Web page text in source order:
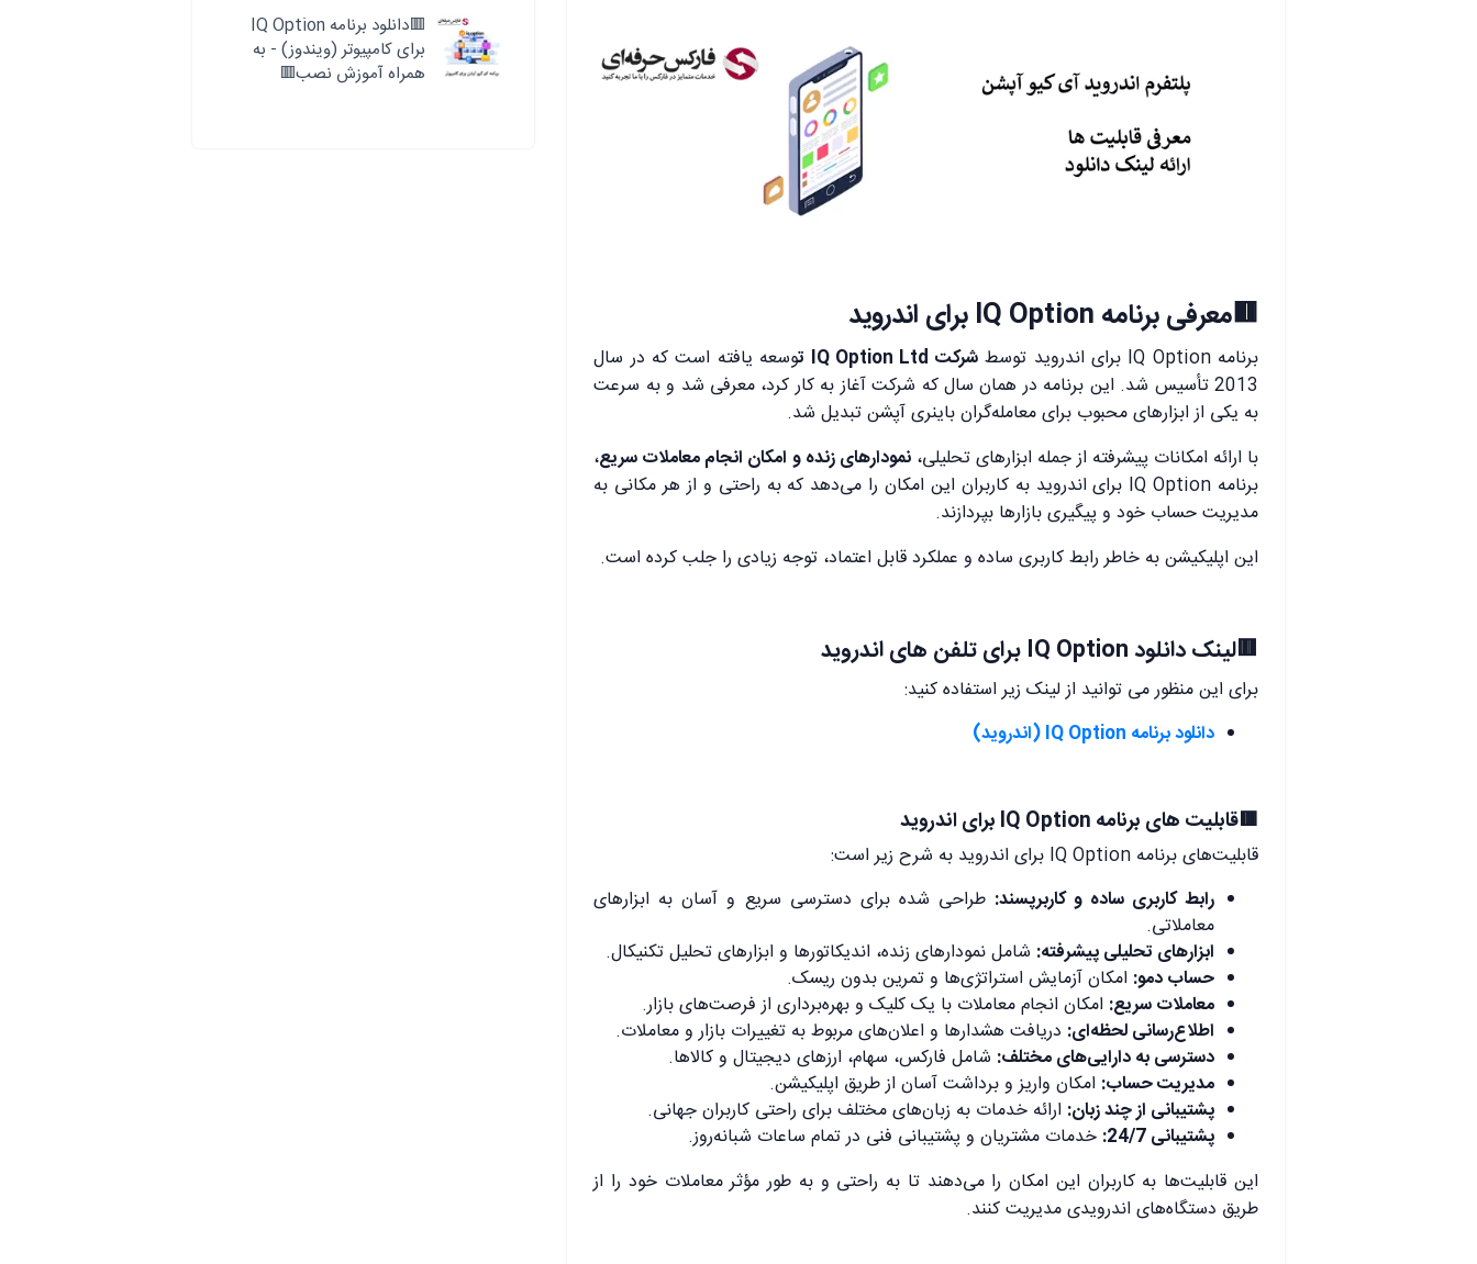
🟥معرفی برنامه IQ Option برای اندروید
برنامه IQ Option برای اندروید توسط شرکت IQ Option Ltd ت
وسعه یافته است که در سال
2013 تأسیس شد. این برنامه در همان سال که شرکت آغاز به کار کرد، معرفی شد و به سرعت
به یکی از ابزارهای محبوب برای معامله‌گران باینری آپشن تبدیل شد.
با ارائه امکانات پیشرفته از جمله ابزارهای تحلیلی،نمودارهای زنده و امکان انجام معاملات سریع،
برنامه IQ Option برای اندروید به کاربران این امکان را می‌دهد که به راحتی و از هر مکانی به
مدیریت حساب خود و پیگیری بازارها بپردازند.
این اپلیکیشن به خاطر رابط کاربری ساده و عملکرد قابل اعتماد، توجه زیادی را جلب کرده است.
🟥لینک دانلود IQ Option برای تلفن های اندروید
برای این منظور می توانید از لینک زیر استفاده کنید:
دانلود برنامه IQ Option (اندروید)
🟥قابلیت های برنامه IQ Option برای اندروید
قابلیت‌های برنامه IQ Option برای اندروید به شرح زیر است:
رابط کاربری ساده و کاربرپسند: طراحی شده برای دسترسی سریع و آسان به ابزارهای
معاملاتی.
ابزارهای تحلیلی پیشرفته: شامل نمودارهای زنده، اندیکاتورها و ابزارهای تحلیل تکنیکال.
حساب دمو: امکان آزمایش استراتژی‌ها و تمرین بدون ریسک.
معاملات سریع: امکان انجام معاملات با یک کلیک و بهره‌برداری از فرصت‌های بازار.
اطلاع‌رسانی لحظه‌ای: دریافت هشدارها و اعلان‌های مربوط به تغییرات بازار و معاملات.
دسترسی به دارایی‌های مختلف: شامل فارکس، سهام، ارزهای دیجیتال و کالاها.
مدیریت حساب: امکان واریز و برداشت آسان از طریق اپلیکیشن.
پشتیبانی از چند زبان: ارائه خدمات به زبان‌های مختلف برای راحتی کاربران جهانی.
پشتیبانی 24/7:
خدمات مشتریان و پشتیبانی فنی در تمام ساعات شبانه‌روز.
این قابلیت‌ها به کاربران این امکان را می‌دهند تا به راحتی و به طور مؤثر معاملات خود را از
طریق دستگاه‌های اندرویدی مدیریت کنند.
🟥دانلود برنامه IQ Option
برای کامپیوتر (ویندوز) - به
همراه آموزش نصب🟥